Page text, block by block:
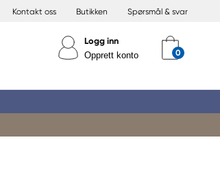
Kontakt oss Butikken Spørsmål & svar
Logg inn
Opprett konto